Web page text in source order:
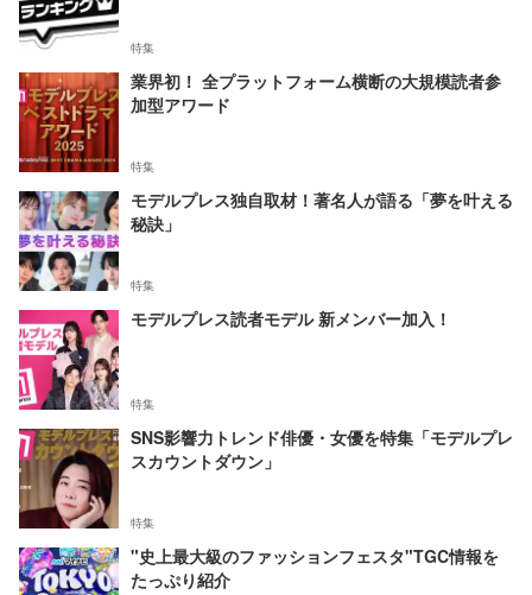
特集
業界初！ 全プラットフォーム横断の大規模読者参
加型アワード
特集
モデルプレス独自取材！著名人が語る「夢を叶える
秘訣」
特集
モデルプレス読者モデル 新メンバー加入！
特集
SNS影響力トレンド俳優・女優を特集「モデルプレ
スカウントダウン」
特集
"史上最大級のファッションフェスタ"TGC情報を
たっぷり紹介